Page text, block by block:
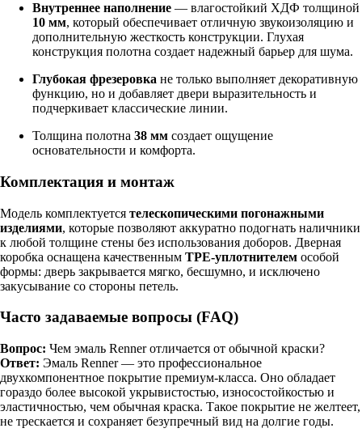
Внутреннее наполнение — влагостойкий ХДФ толщиной
10 мм, который обеспечивает отличную звукоизоляцию и
дополнительную жесткость конструкции. Глухая
конструкция полотна создает надежный барьер для шума.
Глубокая фрезеровка не только выполняет декоративную
функцию, но и добавляет двери выразительность и
подчеркивает классические линии.
Толщина полотна 38 мм создает ощущение
основательности и комфорта.
Комплектация и монтаж
Модель комплектуется телескопическими погонажными
изделиями, которые позволяют аккуратно подогнать наличники
к любой толщине стены без использования доборов. Дверная
коробка оснащена качественным TPE-уплотнителем особой
формы: дверь закрывается мягко, бесшумно, и исключено
закусывание со стороны петель.
Часто задаваемые вопросы (FAQ)
Вопрос: Чем эмаль Renner отличается от обычной краски?
Ответ: Эмаль Renner — это профессиональное
двухкомпонентное покрытие премиум-класса. Оно обладает
гораздо более высокой укрывистостью, износостойкостью и
эластичностью, чем обычная краска. Такое покрытие не желтеет,
не трескается и сохраняет безупречный вид на долгие годы.